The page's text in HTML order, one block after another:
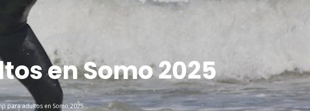
en Somo 2025
para adultos en Somo 2025